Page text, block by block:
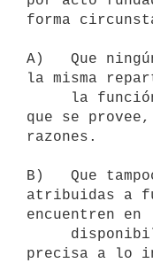
forma
A)   Que
la misma
que se
razones.
B)   Que
atribuidas a
encuentren en
precisa a lo